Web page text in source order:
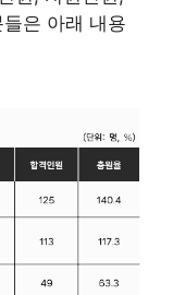
은 아래 내용